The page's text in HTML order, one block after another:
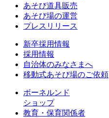
あそび道具販売
あそび場の運営
プレスリリース
新卒採用情報
採用情報
自治体のみなさまへ
移動式あそび場のご依頼
ボーネルンド
ショップ
教育・保育関係者